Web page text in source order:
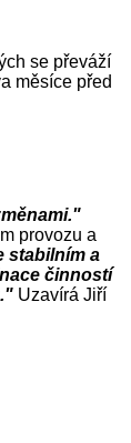
se převáží
měsíce před
provozu a
stabilním a
činností
Uzavírá Jiří